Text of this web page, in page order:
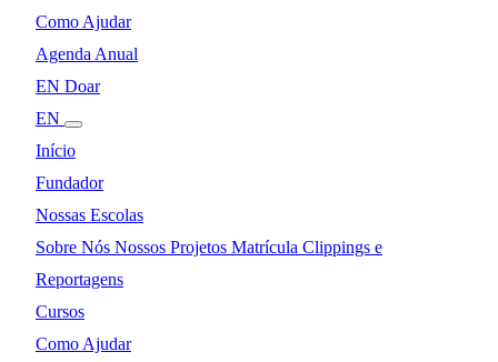
Como Ajudar
Agenda Anual
EN Doar
EN
Início
Fundador
Nossas Escolas
Sobre Nós Nossos Projetos Matrícula Clippings e
Reportagens
Cursos
Como Ajudar